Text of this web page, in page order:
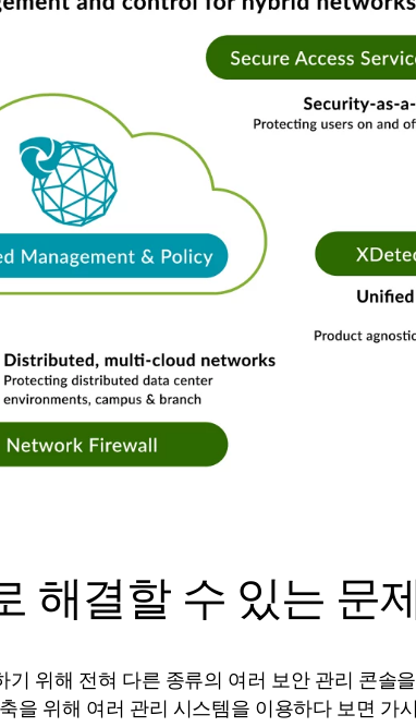
해결할 수 있는 문제
위해 전혀 다른 종류의 여러 보안 관리 콘솔을
을 위해 여러 관리 시스템을 이용하다 보면 가시